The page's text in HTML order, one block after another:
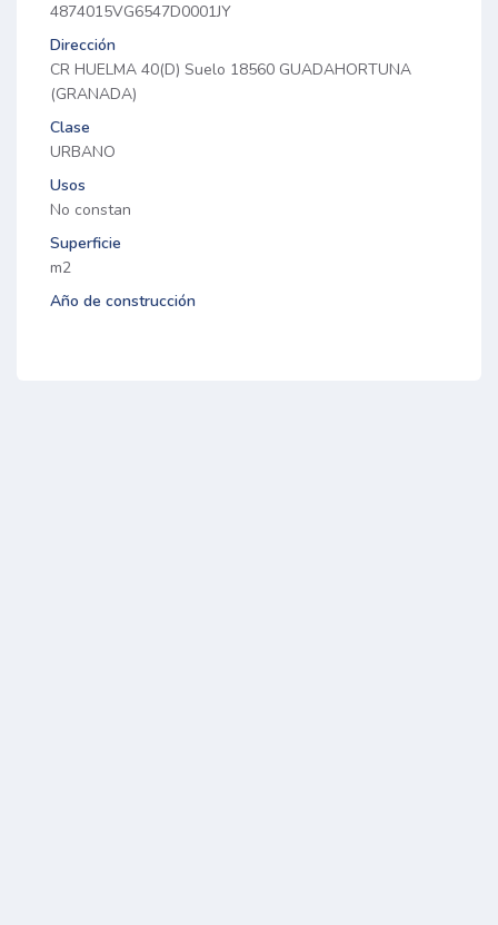
4874015VG6547D0001JY
Dirección
CR HUELMA 40(D) Suelo 18560 GUADAHORTUNA
(GRANADA)
Clase
URBANO
Usos
No constan
Superficie
m2
Año de construcción